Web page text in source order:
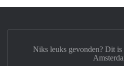
Niks leuks gevonden? Dit is